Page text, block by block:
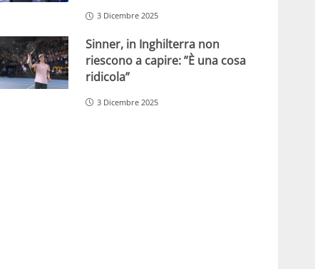
3 Dicembre 2025
Sinner, in Inghilterra non
riescono a capire: ”È una cosa
ridicola”
3 Dicembre 2025